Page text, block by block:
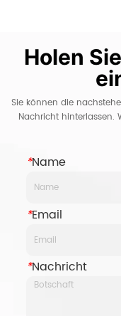
Holen
Sie können die
Nachricht hinterlassen.
*Name
*Email
*Nachricht